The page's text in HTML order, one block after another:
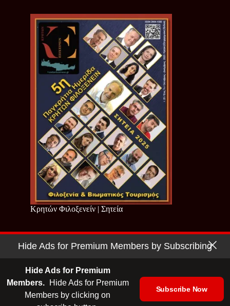
Κρητών Φιλοξενείν | Σητεία
Copyright © 2026 - Cretan Business | Κρητών Επιχειρείν
Hide Ads for Premium Members by Subscribing
Hide Ads for Premium
Members.
Hide Ads for Premium
Members by clicking on
Subscribe Now